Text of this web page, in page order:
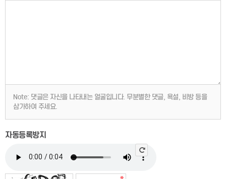
Note: 댓글은 자신을 나타내는 얼굴입니다. 무분별한 댓글, 욕설, 비방 등을
삼가하여 주세요.
자동등록방지